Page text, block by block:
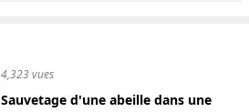
4,323 vues
Sauvetage d'une abeille dans une